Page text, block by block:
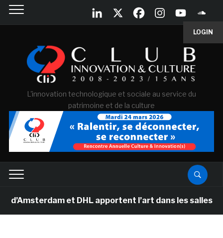
LOGIN
L'innovation technologique et sociale au service du
patrimoine et de la culture
et DHL apportent l’art dans les salles de